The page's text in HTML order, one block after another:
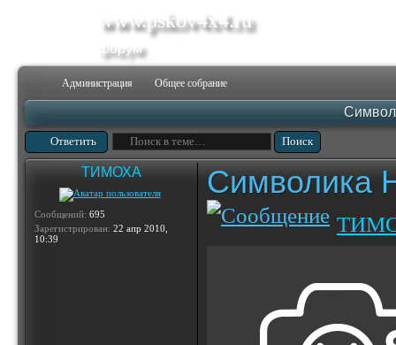
www.pskov4x4.ru
форум
Администрация Общее собрание
Ответить
ТИМОХА
Сообщений: 695
Зарегистрирован: 22 апр 2010,
10:39
Символика